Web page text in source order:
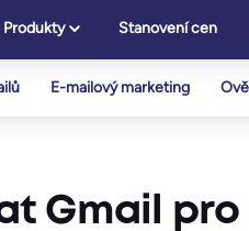
Produkty Stanovení cen
E-mailový marketing
Gmail